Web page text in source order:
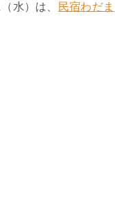
水）は、 民宿わだま